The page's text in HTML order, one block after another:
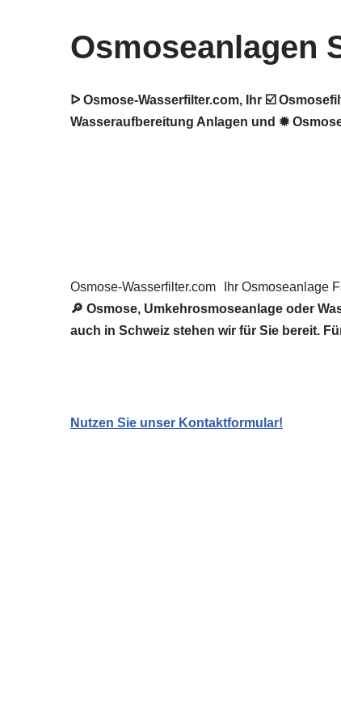
Osmoseanlagen
ᐅ Osmose-Wasserfilter.com, Ihr ☑️
Wasseraufbereitung Anlagen und ✹
Osmose-Wasserfilter.com
Ihr Osmoseanlage
🔎 Osmose, Umkehrosmoseanlage oder
auch in Schweiz stehen wir für Sie bereit.
Nutzen Sie unser Kontaktformular!